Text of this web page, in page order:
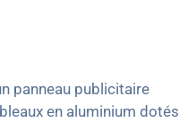
panneau publicitaire
en aluminium dotés